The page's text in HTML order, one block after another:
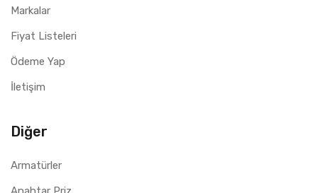
Markalar
Fiyat Listeleri
Ödeme Yap
İletişim
Diğer
Armatürler